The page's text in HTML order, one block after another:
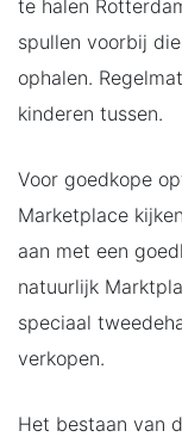
te halen
spullen voorbij
ophalen.
kinderen tussen.
Voor goedkope
Marketplace
aan met een
natuurlijk
speciaal
verkopen.
Het bestaan van